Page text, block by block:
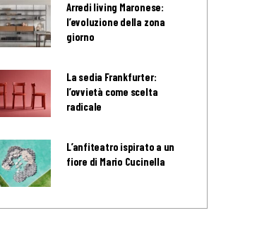
Arredi living Maronese:
l’evoluzione della zona
giorno
La sedia Frankfurter:
l’ovvietà come scelta
radicale
L’anfiteatro ispirato a un
fiore di Mario Cucinella